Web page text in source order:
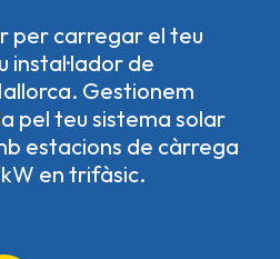
per carregar el teu
instal·lador de
Gestionem
pel teu sistema solar
estacions de càrrega
en trifàsic.